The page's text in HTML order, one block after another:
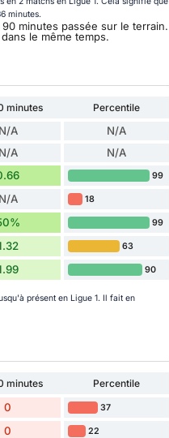
minutes.
minutes passée sur le terrain.
le même temps.
minutes
Percentile
N/A N/A
N/A N/A
99
N/A 18
99
63
90
présent en Ligue 1. Il fait en
minutes
Percentile
0 37
0 22